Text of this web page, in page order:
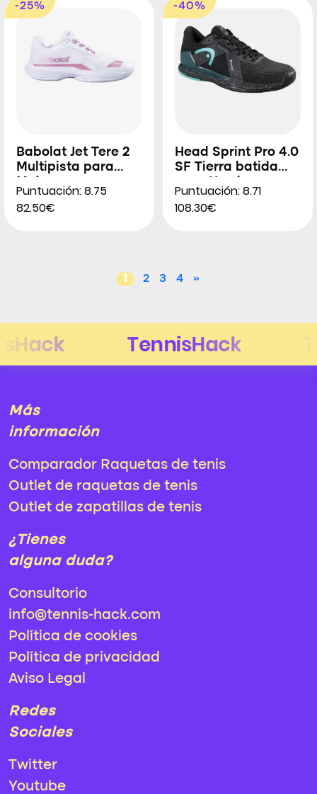
-25%
Babolat Jet Tere 2
Multipista para
Puntuación: 8.75
82.50€
-40%
Head Sprint Pro 4.0
SF Tierra batida
Puntuación: 8.71
108.30€
1 2 3 4 »
Más
información
Comparador Raquetas de tenis
Outlet de raquetas de tenis
Outlet de zapatillas de tenis
¿Tienes
alguna duda?
Consultorio
info@tennis-hack.com
Política de cookies
Política de privacidad
Aviso Legal
Redes
Sociales
Twitter
Youtube